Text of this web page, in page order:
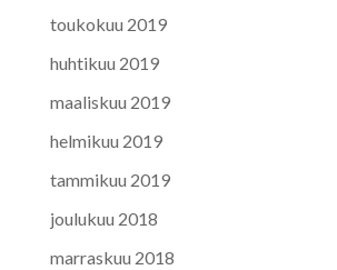
toukokuu 2019
huhtikuu 2019
maaliskuu 2019
helmikuu 2019
tammikuu 2019
joulukuu 2018
marraskuu 2018